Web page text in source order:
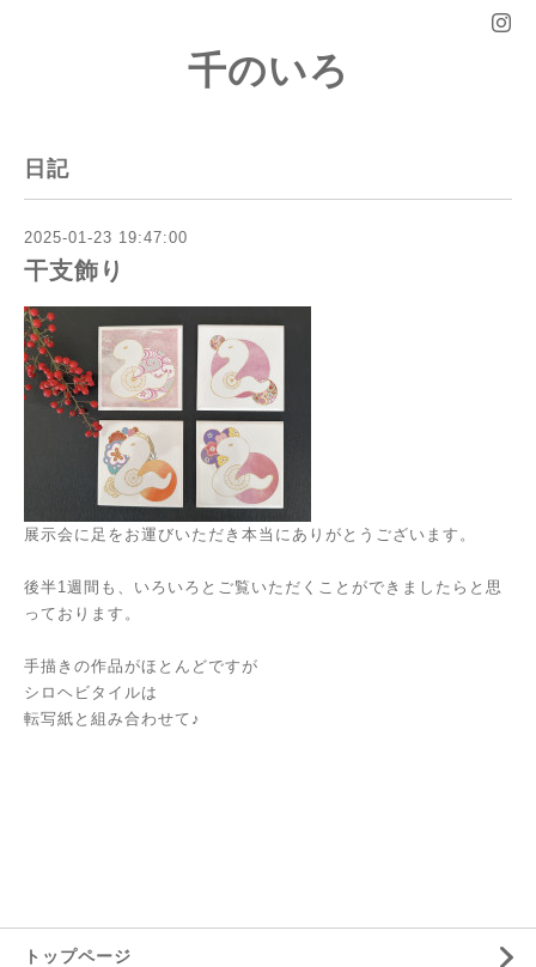
千のいろ
日記
2025-01-23 19:47:00
干支飾り
展示会に足をお運びいただき本当にありがとうございます。
後半1週間も、いろいろとご覧いただくことができましたらと思
っております。
手描きの作品がほとんどですが
シロヘビタイルは
転写紙と組み合わせて♪
トップページ